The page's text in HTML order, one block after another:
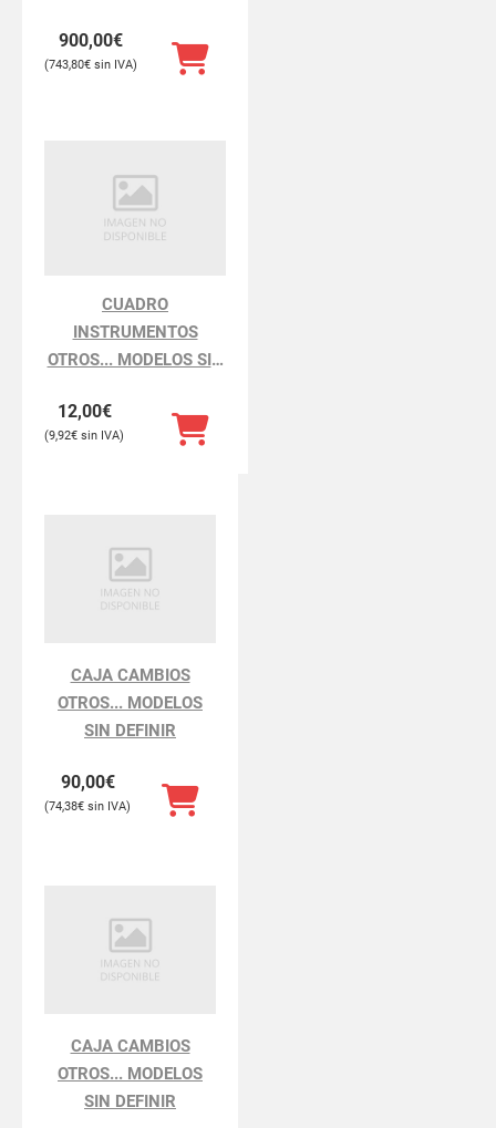
900,00€
743,80€
CUADRO
INSTRUMENTOS
OTROS... MODELOS SIN
12,00€
9,92€
CAJA CAMBIOS
OTROS... MODELOS
SIN DEFINIR
90,00€
74,38€
CAJA CAMBIOS
OTROS... MODELOS
SIN DEFINIR